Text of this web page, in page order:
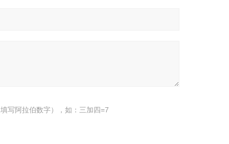
写阿拉伯数字），如：三加四=7